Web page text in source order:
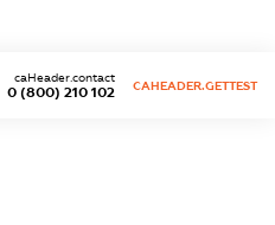
0 (800) 210 102
caHeader.contact
CAHEADER.GETTEST